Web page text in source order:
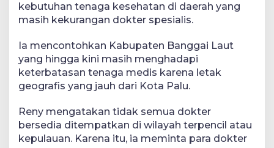
kebutuhan tenaga kesehatan di daerah yang
masih kekurangan dokter spesialis.
Ia mencontohkan Kabupaten Banggai Laut
yang hingga kini masih menghadapi
keterbatasan tenaga medis karena letak
geografis yang jauh dari Kota Palu.
Reny mengatakan tidak semua dokter
bersedia ditempatkan di wilayah terpencil atau
kepulauan. Karena itu, ia meminta para dokter